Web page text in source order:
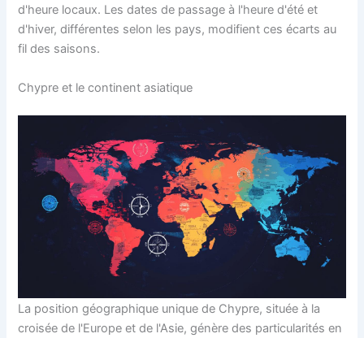
d'heure locaux. Les dates de passage à l'heure d'été et
d'hiver, différentes selon les pays, modifient ces écarts au
fil des saisons.
Chypre et le continent asiatique
La position géographique unique de Chypre, située à la
croisée de l'Europe et de l'Asie, génère des particularités en